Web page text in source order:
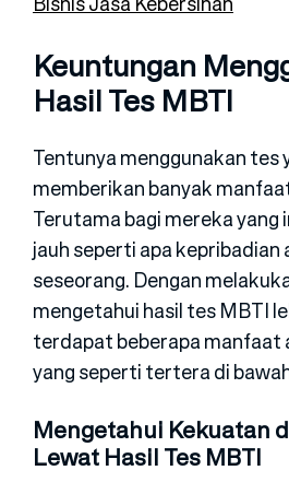
Keuntungan
Hasil Tes MBTI
Tentunya menggunakan tes
memberikan banyak
Terutama bagi mereka yang
jauh seperti apa kepribadian
seseorang. Dengan
mengetahui hasil tes MBTI
terdapat beberapa manfaat
yang seperti tertera di
Mengetahui Kekuatan
Lewat Hasil Tes MBTI